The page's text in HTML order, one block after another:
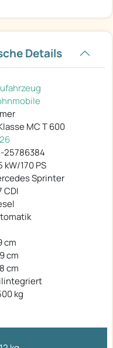
Details
MC T 600
25786384
kW/170 PS
Sprinter
CDI
cm
cm
cm
kg